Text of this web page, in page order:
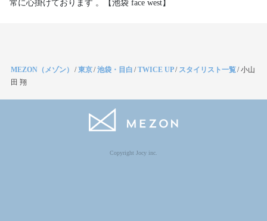
MEZON（メゾン） /東京/池袋・目白 /TWICE UP/ スタイリスト一覧/小山
田 翔
Copyright Jocy inc.